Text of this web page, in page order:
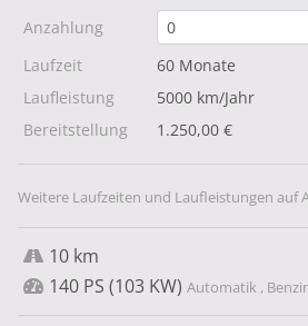
Anzahlung
Laufzeit
60 Monate
Laufleistung
5000 km/Jahr
Bereitstellung
1.250,00 €
Weitere Laufzeiten und Laufleistungen auf
10 km
140 PS (103 KW) Automatik ,